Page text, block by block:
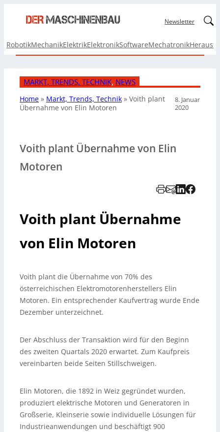
Newsletter
RobotikMechanikElektrikElektronikSoftwareMechatronik
MARKT, TRENDS, TECHNIK, NEWS
Home » Markt, Trends, Technik » Voith plant
Übernahme von Elin Motoren
8. Januar
2020
Voith plant Übernahme von Elin
Motoren
Voith plant Übernahme
von Elin Motoren
Voith plant die Übernahme von 70% des
österreichischen Elektromotorenherstellers Elin
Motoren. Ein entsprechender Kaufvertrag wurde Ende
Dezember unterzeichnet.
Der Abschluss der Transaktion wird für den Beginn
des zweiten Quartals 2020 erwartet. Zum Kaufpreis
vereinbarten beide Seiten Stillschweigen.
Elin Motoren, die 1892 in Weiz gegründet wurden,
produziert elektrische Motoren und Generatoren in
Großserie, Kleinserie sowie individuelle Lösungen für
Industrieanwendungen und beschäftigt 900